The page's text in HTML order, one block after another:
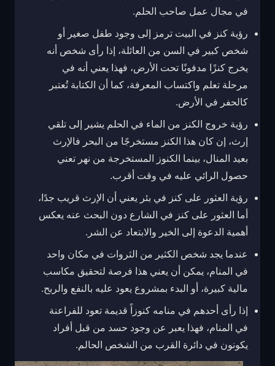
في مجال عمل صاحب الحلم.
رؤية كنز في البيت ترمز إلى وجود طفل صغير أو
شخص كبير في السن من العائلة، إذا رأى شخص أنه
يخرج كنزًا مدفونًا تحت الأرض، فهذا يعني أنه في
مرحلة تعلم واكتساب المعرفة، كما أن الكتابة تُعتبر
كالحفر في الأرض.
رؤية خروج الكنز من الماء في الحلم يشير إلى تلقي
إرث، إن كان هذا الكنز مستخرجًا من البحر فالإرث
بعيد المنال، بينما الكنوز المستخرجة من نهر تعني
حصول الرائي عليه في وقت أقرب.
رؤية العثور على كنز في بئر يعني أن الإرث قريب جدًا،
أما العثور على كنز في الشارع دون البحث عنه يعكس
أهمية الدعوة إلى الخير والابتعاد عن الشر.
عندما يجد شخص الكثير من الثروات في مكان واحد
في المنام، يمكن أن يعني هذا فرصة لتحقيق مكاسب
مالية كبيرة، أو البدء بمشروع يعود عليه بالنفع والربح.
إذا رأى أحدهم في منامه كنوزاً قديمة تعود للفراعنة
في المنام، فهذا يعبر عن وجود حسد من قبل أفراد
يكونون في دائرة القرب من الشخص الحالم.